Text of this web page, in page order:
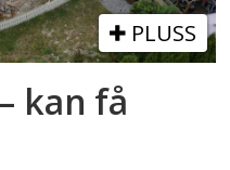
PLUSS
kan få